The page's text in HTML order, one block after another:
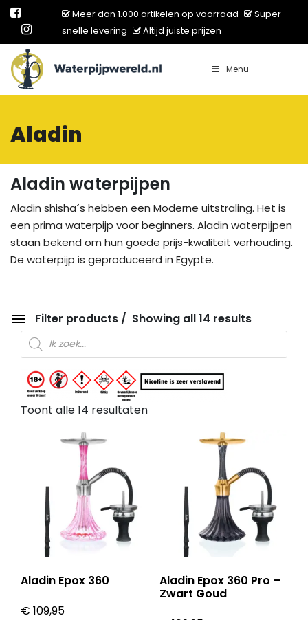
Meer dan 1.000 artikelen op voorraad
Super
snelle levering
Altijd juiste prijzen
Main Navigation Menu
Aladin
Aladin waterpijpen
Aladin shisha´s hebben een Moderne uitstraling. Het is
een prima waterpijp voor beginners. Aladin waterpijpen
staan bekend om hun goede prijs-kwaliteit verhouding.
De waterpijp is geproduceerd in Egypte.
Filter products
Showing all 14 results
Producten zoeken
Toont alle 14 resultaten
Aladin Epox 360
€ 109,95
Aladin Epox 360 Pro –
Zwart Goud